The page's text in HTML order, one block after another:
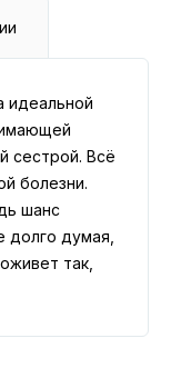
идеальной
сестрой. Всё
болезни.
шанс
долго думая,
так,
школу и
и